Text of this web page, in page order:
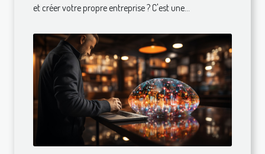
et créer votre propre entreprise ? C'est une...